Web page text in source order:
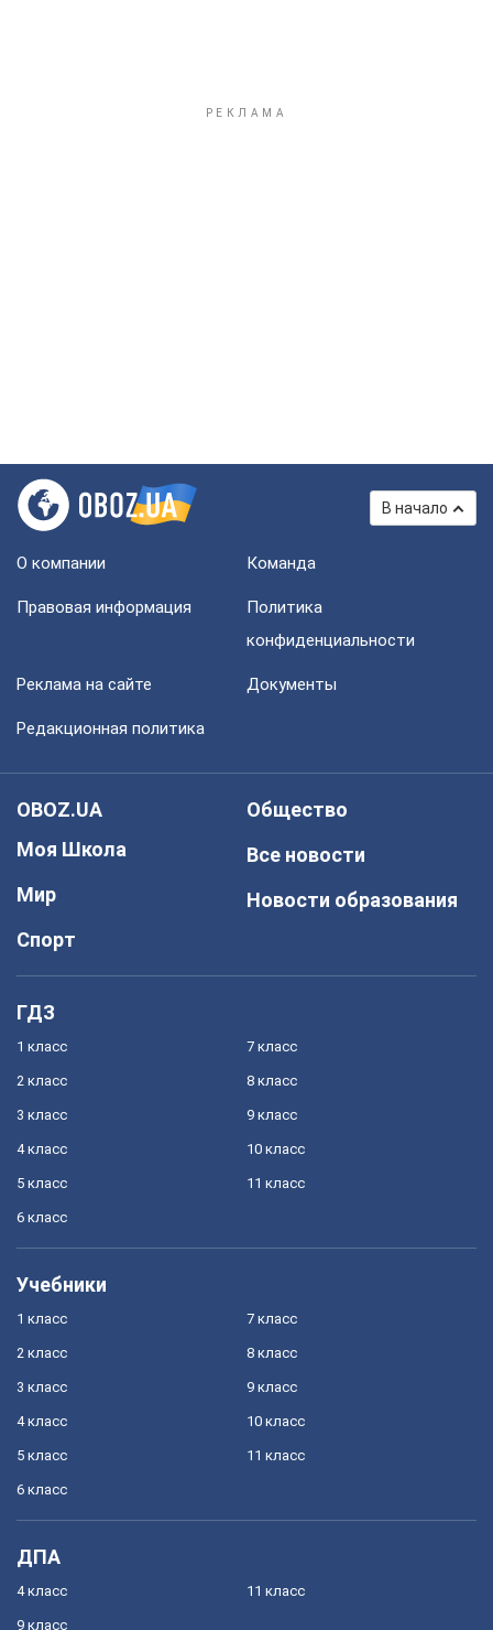
В начало
О компании Команда
Правовая информация
Политика
конфиденциальности
Реклама на сайте Документы
Редакционная политика
OBOZ.UA
Моя Школа
Мир
Спорт
Общество
Все новости
Новости образования
ГДЗ
1 класс
2 класс
3 класс
4 класс
5 класс
6 класс
7 класс
8 класс
9 класс
10 класс
11 класс
Учебники
1 класс
2 класс
3 класс
4 класс
5 класс
6 класс
7 класс
8 класс
9 класс
10 класс
11 класс
ДПА
4 класс
9 класс
11 класс